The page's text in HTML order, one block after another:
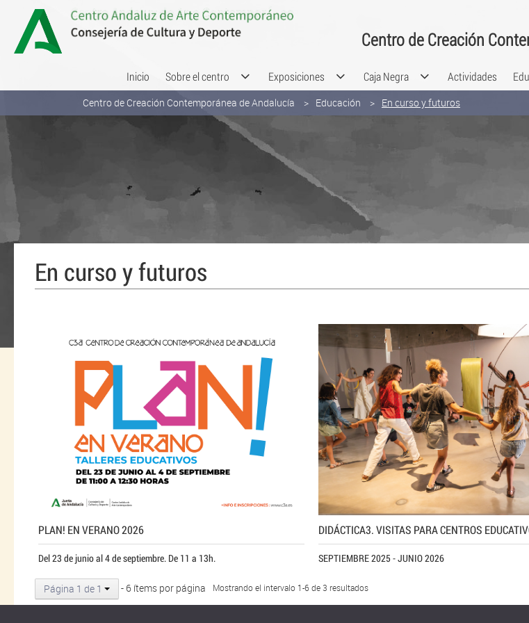
Saltar al contenido
Centro de Creación
Inicio Sobre el centro Exposiciones Caja Negra Actividades
Centro de Creación Contemporánea de Andalucía Educación En curso y futuros
En curso y futuros
PLAN! EN VERANO 2026
Del 23 de junio al 4 de septiembre. De 11 a 13h. SEPTIEMBRE 2025 - JUNIO 2026
Página 1 de 1 - 6 ítems por página Mostrando el intervalo 1-6 de 3 resultados